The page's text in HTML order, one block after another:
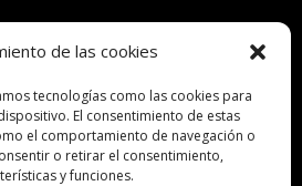
de las cookies
tecnologías como las cookies para
El consentimiento de estas
el comportamiento de navegación o
o retirar el consentimiento,
y funciones.